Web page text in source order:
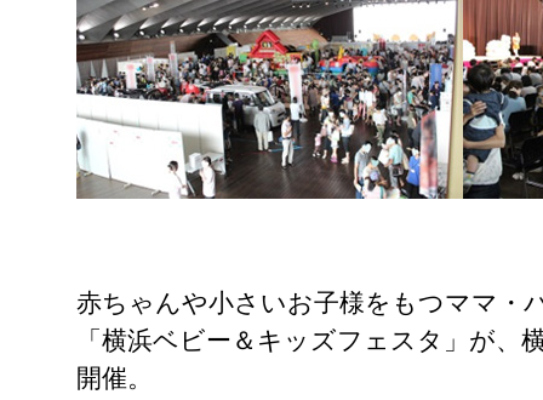
赤ちゃんや小さいお子様をもつママ・
「横浜ベビー＆キッズフェスタ」が、
開催。